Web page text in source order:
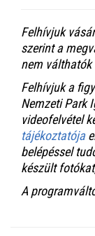
Felhívjuk
szerint a
nem válthatók
Felhívjuk a
Nemzeti Park
videofelvétel
tájékoztatója
belépéssel
készült
A